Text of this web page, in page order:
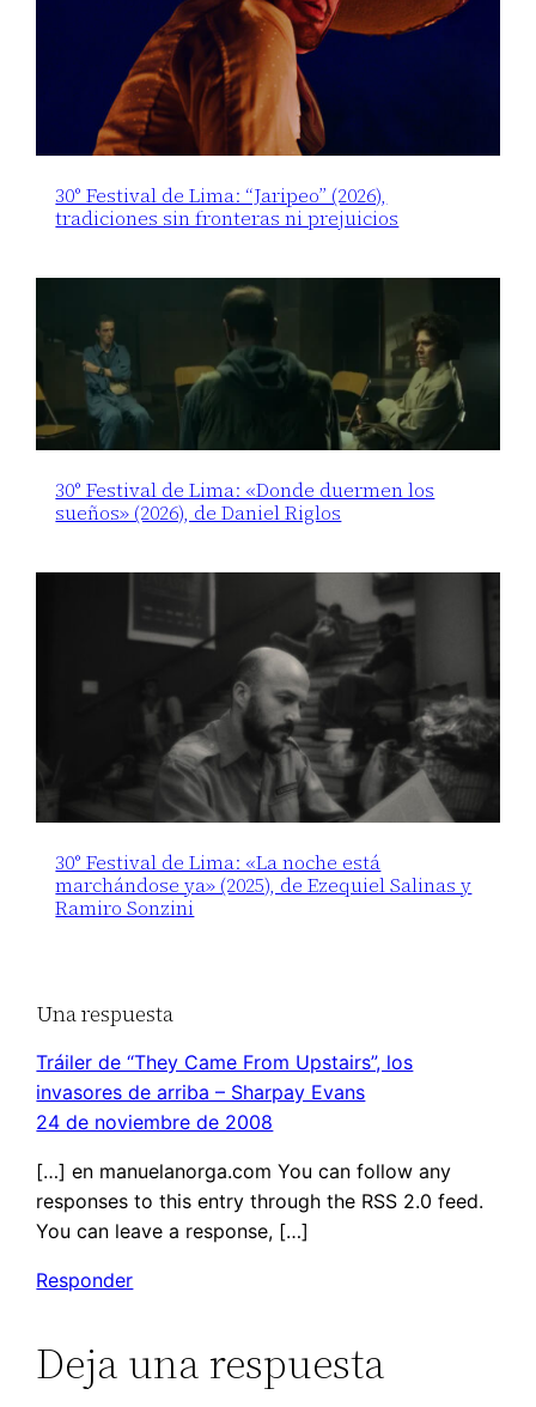
30° Festival de Lima: “Jaripeo” (2026),
tradiciones sin fronteras ni prejuicios
30° Festival de Lima: «Donde duermen los
sueños» (2026), de Daniel Riglos
30° Festival de Lima: «La noche está
marchándose ya» (2025), de Ezequiel Salinas y
Ramiro Sonzini
Una respuesta
Tráiler de “They Came From Upstairs”, los
invasores de arriba – Sharpay Evans
24 de noviembre de 2008
[…] en manuelanorga.com You can follow any
responses to this entry through the RSS 2.0 feed.
You can leave a response, […]
Responder
Deja una respuesta